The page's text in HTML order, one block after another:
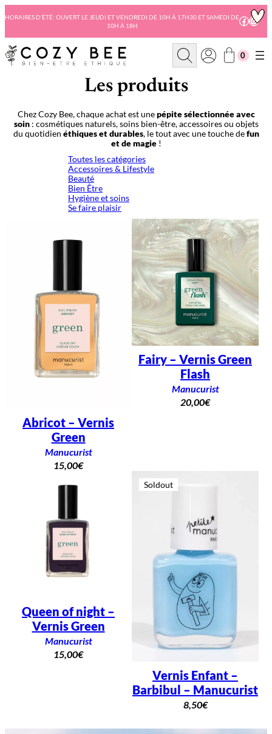
au
HORAIRES D’ÉTÉ: OUVERT LE JEUDI ET VENDREDI DE 10H À 17H30 ET SAMEDI DE
10H À 18H
R
c
h
e
h
e
0
Les produits
Chez Cozy Bee, chaque achat est unepépite sélectionnée avec
soin: cosmétiques naturels, soins bien-être, accessoires ou objets
du quotidien éthiques et durables, le tout avec une touche defun
et de magie!
Toutes les catégories
Accessoires & Lifestyle
Beauté
Bien Être
Hygiène et soins
Se faire plaisir
Abricot – Vernis
Green
Manucurist
15,00€
Fairy – Vernis Green
Flash
Manucurist
20,00€
Queen of night –
Vernis Green
Manucurist
15,00€
Soldout
Vernis Enfant –
Barbibul – Manucurist
8,50€